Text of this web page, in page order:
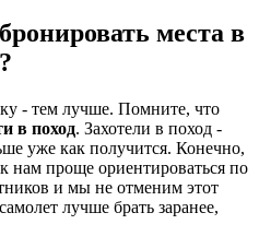
места в
- тем лучше. Помните, что
в поход. Захотели в поход -
уже как получится. Конечно,
нам проще ориентироваться по
и мы не отменим этот
лучше брать заранее,